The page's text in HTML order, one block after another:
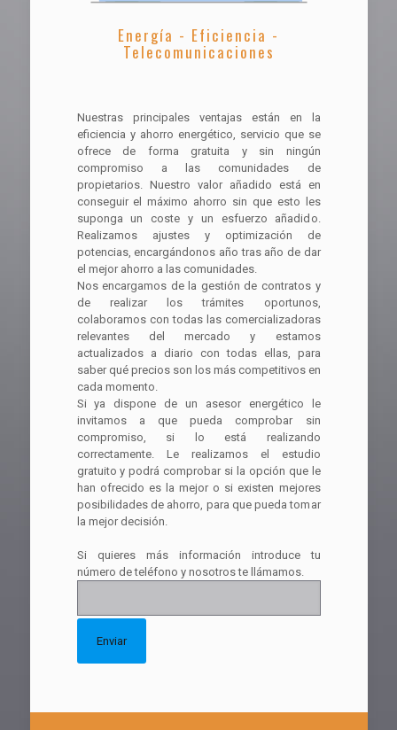
Energía - Eficiencia -
Telecomunicaciones
Nuestras principales ventajas están en la
eficiencia y ahorro energético, servicio que se
ofrece de forma gratuita y sin ningún
compromiso a las comunidades de
propietarios. Nuestro valor añadido está en
conseguir el máximo ahorro sin que esto les
suponga un coste y un esfuerzo añadido.
Realizamos ajustes y optimización de
potencias, encargándonos año tras año de dar
el mejor ahorro a las comunidades.
Nos encargamos de la gestión de contratos y
de realizar los trámites oportunos,
colaboramos con todas las comercializadoras
relevantes del mercado y estamos
actualizados a diario con todas ellas, para
saber qué precios son los más competitivos en
cada momento.
Si ya dispone de un asesor energético le
invitamos a que pueda comprobar sin
compromiso, si lo está realizando
correctamente. Le realizamos el estudio
gratuito y podrá comprobar si la opción que le
han ofrecido es la mejor o si existen mejores
posibilidades de ahorro, para que pueda tomar
la mejor decisión.
Si quieres más información introduce tu
número de teléfono y nosotros te llámamos.